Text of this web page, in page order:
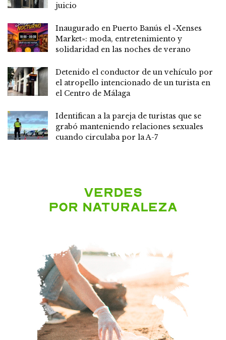
juicio
Inaugurado en Puerto Banús el «Xenses
Market»: moda, entretenimiento y
solidaridad en las noches de verano
Detenido el conductor de un vehículo por
el atropello intencionado de un turista en
el Centro de Málaga
Identifican a la pareja de turistas que se
grabó manteniendo relaciones sexuales
cuando circulaba por la A-7